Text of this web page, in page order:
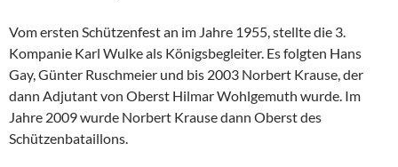
Vom ersten Schützenfest an im Jahre 1955, stellte die 3.
Kompanie Karl Wulke als Königsbegleiter. Es folgten Hans
Gay, Günter Ruschmeier und bis 2003 Norbert Krause, der
dann Adjutant von Oberst Hilmar Wohlgemuth wurde. Im
Jahre 2009 wurde Norbert Krause dann Oberst des
Schützenbataillons.